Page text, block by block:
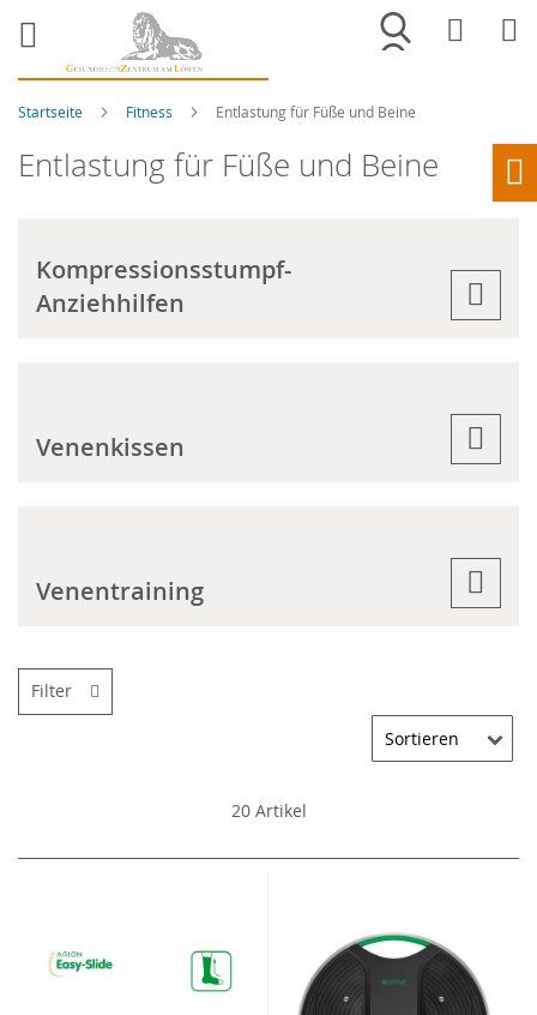
Merkliste
Startseite Fitness Entlastung für Füße und Beine
Entlastung für Füße und Beine
Kompressionsstumpf-
Anziehhilfen
Venenkissen
Venentraining
20Artikel
Filter